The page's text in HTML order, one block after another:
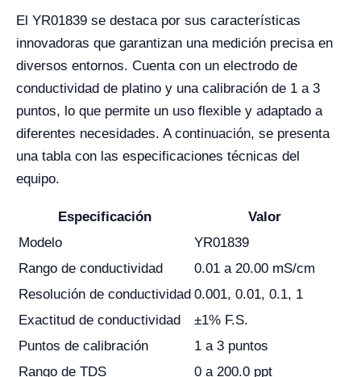
El YR01839 se destaca por sus características
innovadoras que garantizan una medición precisa en
diversos entornos. Cuenta con un electrodo de
conductividad de platino y una calibración de 1 a 3
puntos, lo que permite un uso flexible y adaptado a
diferentes necesidades. A continuación, se presenta
una tabla con las especificaciones técnicas del
equipo.
Especificación
Valor
Modelo
YR01839
Rango de conductividad
0.01 a 20.00 mS/cm
Resolución de conductividad 0.001, 0.01, 0.1, 1
Exactitud de conductividad
±1% F.S.
Puntos de calibración
1 a 3 puntos
Rango de TDS
0 a 200.0 ppt